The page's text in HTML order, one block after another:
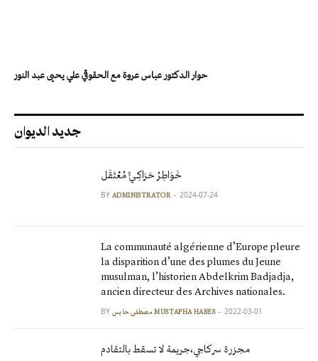
حوار الدكتور عباس عروة مع الحقوقي علي يحيى عبد النور
جديد الديوان
خَوَاطِرُ حَرَاكِـيٍّ مُعْتَقَل
BY ADMINISTRATOR 2024-07-24
La communauté algérienne d’Europe pleure
la disparition d’une des plumes du Jeune
musulman, l’historien Abdelkrim Badjadja,
ancien directeur des Archives nationales.
BY مصطفى حابس MUSTAPHA HABES 2022-03-01
مجزرة سركاجي،جريمة لا تسقط بالتقادم